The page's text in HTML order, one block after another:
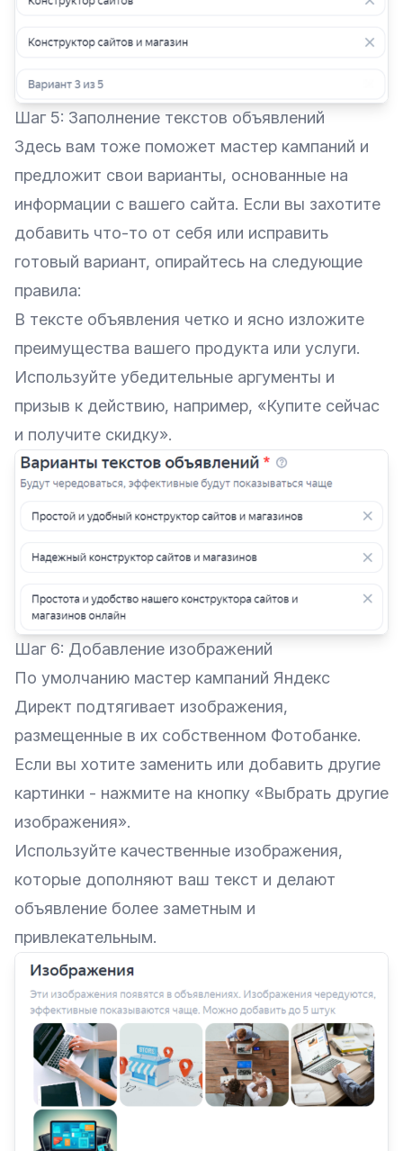
Шаг 5: Заполнение текстов объявлений
Здесь вам тоже поможет мастер кампаний и
предложит свои варианты, основанные на
информации с вашего сайта. Если вы захотите
добавить что-то от себя или исправить
готовый вариант, опирайтесь на следующие
правила:
В тексте объявления четко и ясно изложите
преимущества вашего продукта или услуги.
Используйте убедительные аргументы и
призыв к действию, например, «Купите сейчас
и получите скидку‎».
Шаг 6: Добавление изображений
По умолчанию мастер кампаний Яндекс
Директ подтягивает изображения,
размещенные в их собственном Фотобанке.
Если вы хотите заменить или добавить другие
картинки - нажмите на кнопку «‎Выбрать другие
изображения».
Используйте качественные изображения,
которые дополняют ваш текст и делают
объявление более заметным и
привлекательным.